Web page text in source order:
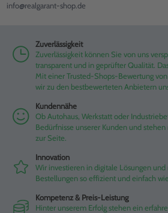
info@realgarant-shop.de
Zuverlässigkeit
Zuverlässigkeit können Sie von uns
transparent und in geprüfter Qualität.
Mit einer Trusted-Shops-Bewertung
wir zu den bestbewerteten Anbietern
Kundennähe
Ob Autohaus, Werkstatt oder
Bedürfnisse unserer Kunden und
zur Seite.
Innovation
Wir investieren in digitale Lösungen
Bestellungen so effizient und einfach
Kompetenz & Preis-Leistung
Hinter unserem Erfolg stehen ein